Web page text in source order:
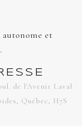
et
de l'Avenir Laval
Québec, H7S